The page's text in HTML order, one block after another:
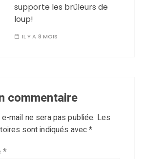
supporte les brûleurs de
loup!
IL Y A 8 MOIS
commentaire
mail ne sera pas publiée. Les
sont indiqués avec*
*